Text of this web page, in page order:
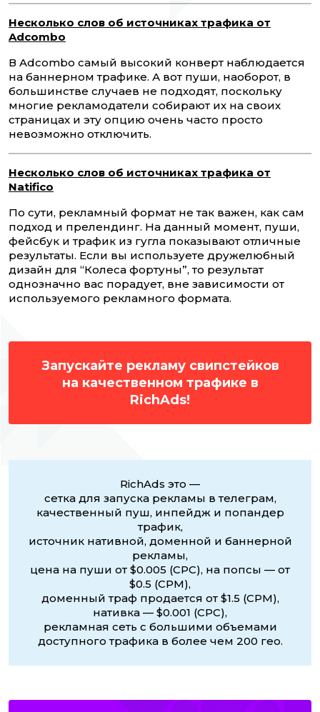
Несколько слов об источниках трафика от
Adcombo
В Adcombo самый высокий конверт наблюдается
на баннерном трафике. А вот пуши, наоборот, в
большинстве случаев не подходят, поскольку
многие рекламодатели собирают их на своих
страницах и эту опцию очень часто просто
невозможно отключить.
Несколько слов об источниках трафика от
Natifico
По сути, рекламный формат не так важен, как сам
подход и прелендинг. На данный момент, пуши,
фейсбук и трафик из гугла показывают отличные
результаты. Если вы используете дружелюбный
дизайн для “Колеса фортуны”, то результат
однозначно вас порадует, вне зависимости от
используемого рекламного формата.
Запускайте рекламу свипстейков
на качественном трафике в
RichAds!
RichAds это —
сетка для запуска рекламы в телеграм,
качественный пуш, инпейдж и попандер
трафик,
источник нативной, доменной и баннерной
рекламы,
цена на пуши от $0.005 (CPC), на попсы — от
$0.5 (CPM),
доменный траф продается от $1.5 (CPM),
нативка — $0.001 (CPC),
рекламная сеть с большими объемами
доступного трафика в более чем 200 гео.